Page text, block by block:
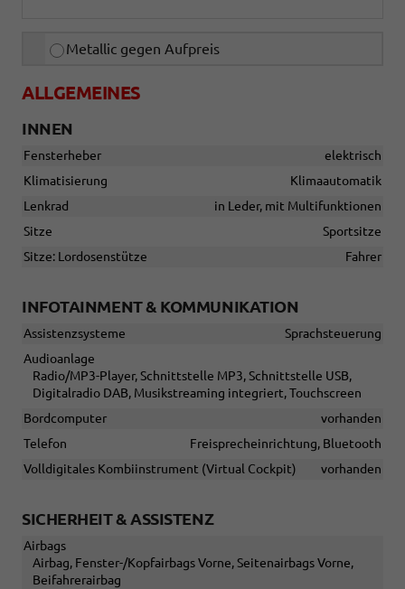
Metallic gegen Aufpreis
ALLGEMEINES
INNEN
Fensterheber
elektrisch
Klimatisierung
Klimaautomatik
Lenkrad
in Leder, mit Multifunktionen
Sitze
Sportsitze
Sitze: Lordosenstütze
Fahrer
INFOTAINMENT & KOMMUNIKATION
Assistenzsysteme
Sprachsteuerung
Audioanlage
Radio/MP3-Player, Schnittstelle MP3, Schnittstelle USB,
Digitalradio DAB, Musikstreaming integriert, Touchscreen
Bordcomputer
vorhanden
Telefon
Freisprecheinrichtung, Bluetooth
Volldigitales Kombiinstrument (Virtual Cockpit)
vorhanden
SICHERHEIT & ASSISTENZ
Airbags
Airbag, Fenster-/Kopfairbags Vorne, Seitenairbags Vorne,
Beifahrerairbag